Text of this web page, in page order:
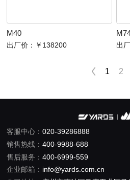
M40
出厂价： ￥138200 出
1 2
客服中心：020-39286888
销售热线：400-9988-688
售后服务：400-6999-559
企业邮箱： info@yards.com.cn